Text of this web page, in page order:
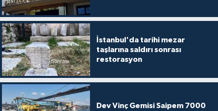
İstanbul'da tarihi mezar
taşlarına saldırı sonrası
restorasyon
Dev Vinç Gemisi Saipem 7000